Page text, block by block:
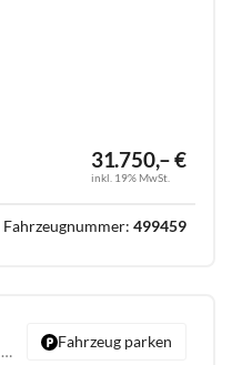
31.750,– €
inkl. 19% MwSt.
Fahrzeugnummer: 499459
1.5 e-TSI DSG 150 PS Facelift 18" Windstorm Kamera Edge Paket SHZ LHZ Navi via Full Link PDC vo+hi 5JG
Fahrzeug parken